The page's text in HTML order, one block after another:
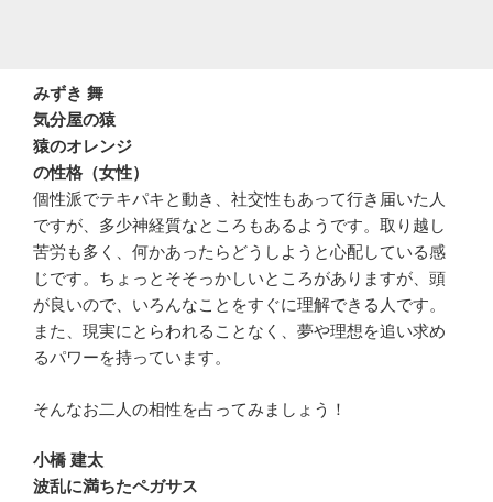
みずき 舞
気分屋の猿
猿のオレンジ
の性格（女性）
個性派でテキパキと動き、社交性もあって行き届いた人
ですが、多少神経質なところもあるようです。取り越し
苦労も多く、何かあったらどうしようと心配している感
じです。ちょっとそそっかしいところがありますが、頭
が良いので、いろんなことをすぐに理解できる人です。
また、現実にとらわれることなく、夢や理想を追い求め
るパワーを持っています。
そんなお二人の相性を占ってみましょう！
小橋 建太
波乱に満ちたペガサス